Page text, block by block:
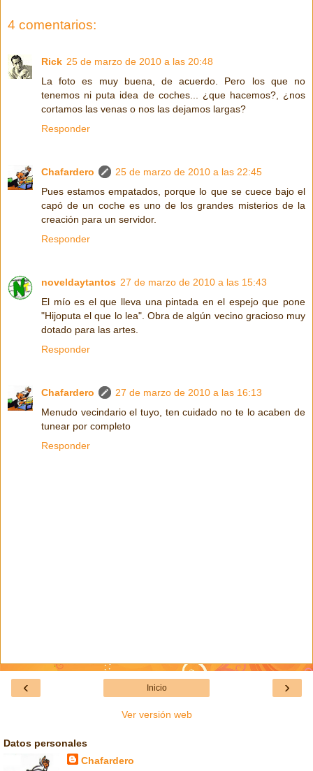
4 comentarios:
Rick 25 de marzo de 2010 a las 20:48
La foto es muy buena, de acuerdo. Pero los que no
tenemos ni puta idea de coches... ¿que hacemos?, ¿nos
cortamos las venas o nos las dejamos largas?
Responder
Chafardero
25 de marzo de 2010 a las 22:45
Pues estamos empatados, porque lo que se cuece bajo el
capó de un coche es uno de los grandes misterios de la
creación para un servidor.
Responder
noveldaytantos 27 de marzo de 2010 a las 15:43
El mío es el que lleva una pintada en el espejo que pone
"Hijoputa el que lo lea". Obra de algún vecino gracioso muy
dotado para las artes.
Responder
Chafardero
27 de marzo de 2010 a las 16:13
Menudo vecindario el tuyo, ten cuidado no te lo acaben de
tunear por completo
Responder
‹ ›
Inicio
Ver versión web
Datos personales
Chafardero